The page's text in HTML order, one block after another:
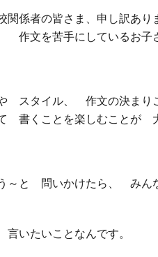
関係者の皆さま、申し訳あ
作文を苦手にしているお子
スタイル、 作文の決ま
書くことを楽しむことが 大
～と 問いかけたら、 み
いたいことなんです。